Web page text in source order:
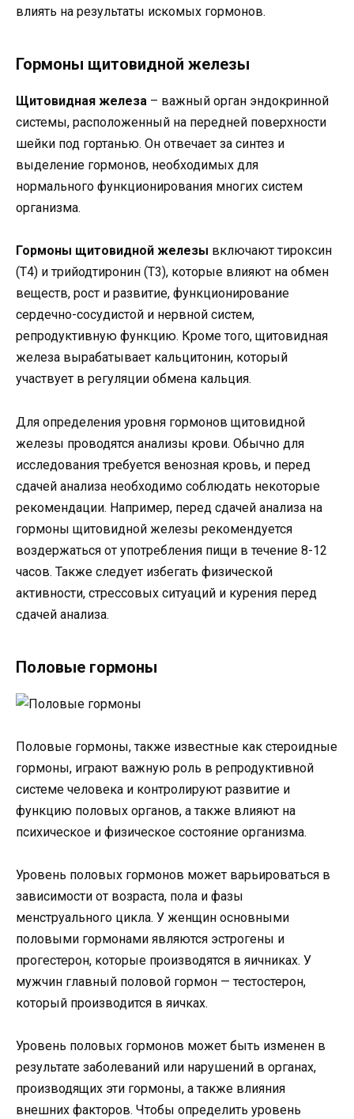
влиять на результаты искомых гормонов.
Гормоны щитовидной железы
Щитовидная железа – важный орган эндокринной
системы, расположенный на передней поверхности
шейки под гортанью. Он отвечает за синтез и
выделение гормонов, необходимых для
нормального функционирования многих систем
организма.
Гормоны щитовидной железы включают тироксин
(Т4) и трийодтиронин (Т3), которые влияют на обмен
веществ, рост и развитие, функционирование
сердечно-сосудистой и нервной систем,
репродуктивную функцию. Кроме того, щитовидная
железа вырабатывает кальцитонин, который
участвует в регуляции обмена кальция.
Для определения уровня гормонов щитовидной
железы проводятся анализы крови. Обычно для
исследования требуется венозная кровь, и перед
сдачей анализа необходимо соблюдать некоторые
рекомендации. Например, перед сдачей анализа на
гормоны щитовидной железы рекомендуется
воздержаться от употребления пищи в течение 8-12
часов. Также следует избегать физической
активности, стрессовых ситуаций и курения перед
сдачей анализа.
Половые гормоны
Половые гормоны, также известные как стероидные
гормоны, играют важную роль в репродуктивной
системе человека и контролируют развитие и
функцию половых органов, а также влияют на
психическое и физическое состояние организма.
Уровень половых гормонов может варьироваться в
зависимости от возраста, пола и фазы
менструального цикла. У женщин основными
половыми гормонами являются эстрогены и
прогестерон, которые производятся в яичниках. У
мужчин главный половой гормон — тестостерон,
который производится в яичках.
Уровень половых гормонов может быть изменен в
результате заболеваний или нарушений в органах,
производящих эти гормоны, а также влияния
внешних факторов. Чтобы определить уровень